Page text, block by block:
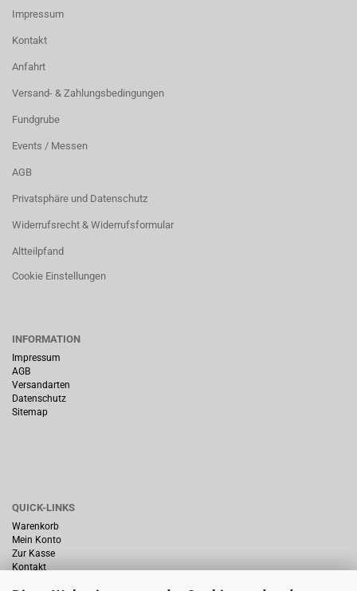
Impressum
Kontakt
Anfahrt
Versand- & Zahlungsbedingungen
Fundgrube
Events / Messen
AGB
Privatsphäre und Datenschutz
Widerrufsrecht & Widerrufsformular
Altteilpfand
Cookie Einstellungen
INFORMATION
Impressum
AGB
Versandarten
Datenschutz
Sitemap
QUICK-LINKS
Warenkorb
Mein Konto
Zur Kasse
Kontakt